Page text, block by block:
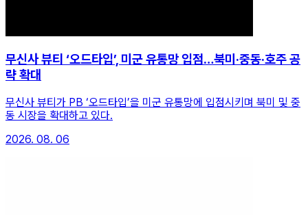
무신사 뷰티 ‘오드타입’, 미군 유통망 입점…북미·중동·호주 공
략 확대
무신사 뷰티가 PB ‘오드타입’을 미군 유통망에 입점시키며 북미 및 중
동 시장을 확대하고 있다.
2026. 08. 06